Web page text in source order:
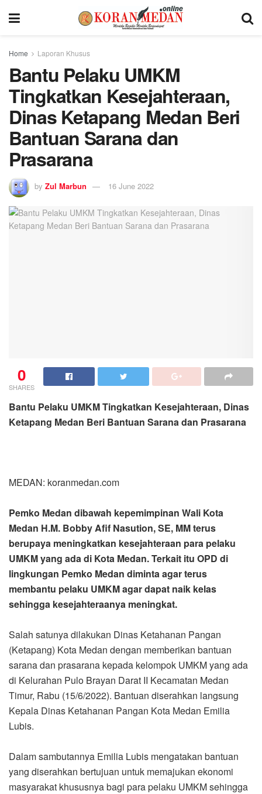
Home Laporan Khusus
Bantu Pelaku UMKM
Tingkatkan Kesejahteraan,
Dinas Ketapang Medan Beri
Bantuan Sarana dan
Prasarana
by Zul Marbun 16 June 2022
0
SHARES
Bantu Pelaku UMKM Tingkatkan Kesejahteraan, Dinas
Ketapang Medan Beri Bantuan Sarana dan Prasarana
MEDAN: koranmedan.com
Pemko Medan dibawah kepemimpinan Wali Kota
Medan H.M. Bobby Afif Nasution, SE, MM terus
berupaya meningkatkan kesejahteraan para pelaku
UMKM yang ada di Kota Medan. Terkait itu OPD di
lingkungan Pemko Medan diminta agar terus
membantu pelaku UMKM agar dapat naik kelas
sehingga kesejahteraanya meningkat.
Salah satunya dilakukan Dinas Ketahanan Pangan
(Ketapang) Kota Medan dengan memberikan bantuan
sarana dan prasarana kepada kelompok UMKM yang ada
di Kelurahan Pulo Brayan Darat II Kecamatan Medan
Timur, Rabu (15/6/2022). Bantuan diserahkan langsung
Kepala Dinas Ketahanan Pangan Kota Medan Emilia
Lubis.
Dalam sambutannya Emilia Lubis mengatakan bantuan
yang diserahkan bertujuan untuk memajukan ekonomi
masyarakat khususnya bagi para pelaku UMKM sehingga